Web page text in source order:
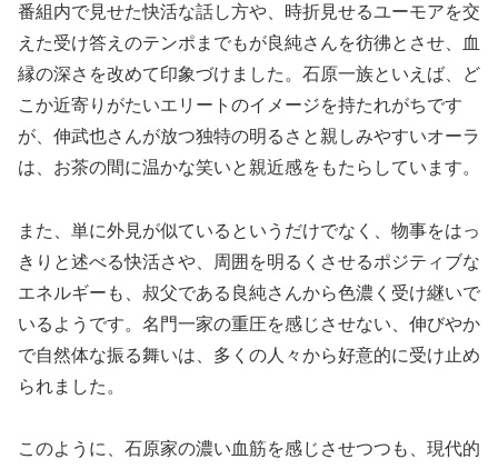
番組内で見せた快活な話し方や、時折見せるユーモアを交
えた受け答えのテンポまでもが良純さんを彷彿とさせ、血
縁の深さを改めて印象づけました。石原一族といえば、ど
こか近寄りがたいエリートのイメージを持たれがちです
が、伸武也さんが放つ独特の明るさと親しみやすいオーラ
は、お茶の間に温かな笑いと親近感をもたらしています。
また、単に外見が似ているというだけでなく、物事をはっ
きりと述べる快活さや、周囲を明るくさせるポジティブな
エネルギーも、叔父である良純さんから色濃く受け継いで
いるようです。名門一家の重圧を感じさせない、伸びやか
で自然体な振る舞いは、多くの人々から好意的に受け止め
られました。
このように、石原家の濃い血筋を感じさせつつも、現代的